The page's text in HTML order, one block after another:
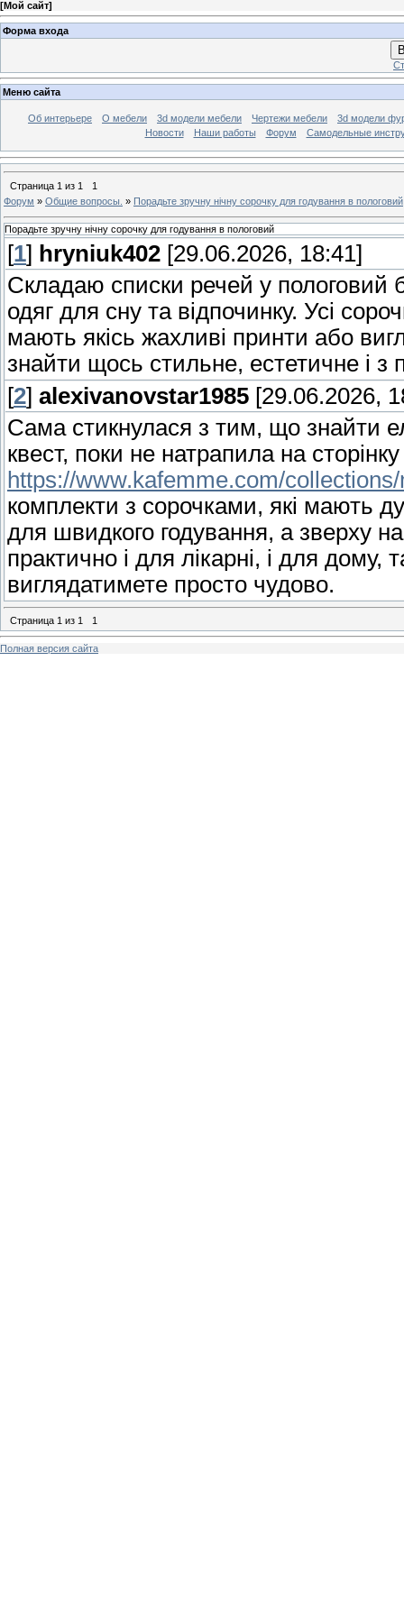
[Мой сайт]
Форма входа
Меню сайта
Об интерьере О мебели 3d модели мебели Чертежи мебели
3d модели
Новости
Наши работы Форум Самодельные
Страница 1 из 1
1
Форум » Общие вопросы. » Порадьте зручну нічну сорочку для годування в пологовий
Порадьте зручну нічну сорочку для годування в пологовий
[1] hryniuk402 [29.06.2026, 18:41]
Складаю списки речей у пологовий
одяг для сну та відпочинку. Усі
мають якісь жахливі принти або
знайти щось стильне, естетичне і
[2] alexivanovstar1985 [29.06.2026,
Сама стикнулася з тим, що знайти
квест, поки не натрапила на сторінку
https://www.kafemme.com/
комплекти з сорочками, які мають
для швидкого годування, а зверху
практично і для лікарні, і для
виглядатимете просто чудово.
Страница 1 из 1 1
Полная версия сайта